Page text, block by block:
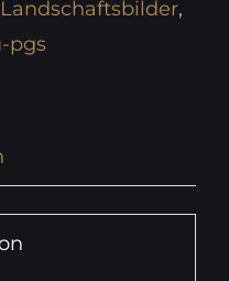
Landschaftsbilder,
pgs